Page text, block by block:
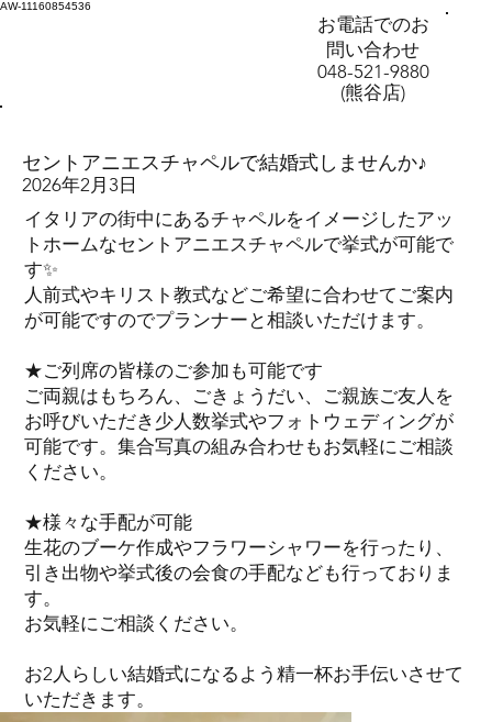
AW-11160854536
お電話でのお
問い合わせ
048-521-9880
(熊谷店)
セントアニエスチャペルで結婚式しませんか♪
2026年2月3日
イタリアの街中にあるチャペルをイメージしたアッ
トホームなセントアニエスチャペルで挙式が可能で
す✨
人前式やキリスト教式などご希望に合わせてご案内
が可能ですのでプランナーと相談いただけます。
★ご列席の皆様のご参加も可能です
ご両親はもちろん、ごきょうだい、ご親族ご友人を
お呼びいただき少人数挙式やフォトウェディングが
可能です。集合写真の組み合わせもお気軽にご相談
ください。
★様々な手配が可能
生花のブーケ作成やフラワーシャワーを行ったり、
引き出物や挙式後の会食の手配なども行っておりま
す。
お気軽にご相談ください。
お2人らしい結婚式になるよう精一杯お手伝いさせて
いただきます。